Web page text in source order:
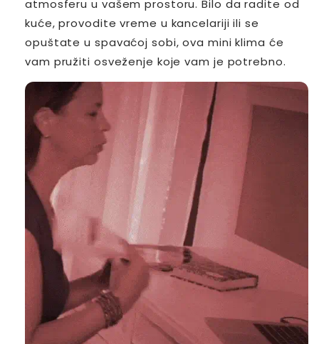
atmosferu u vašem prostoru. Bilo da radite od
kuće, provodite vreme u kancelariji ili se
opuštate u spavaćoj sobi, ova mini klima će
vam pružiti osveženje koje vam je potrebno.